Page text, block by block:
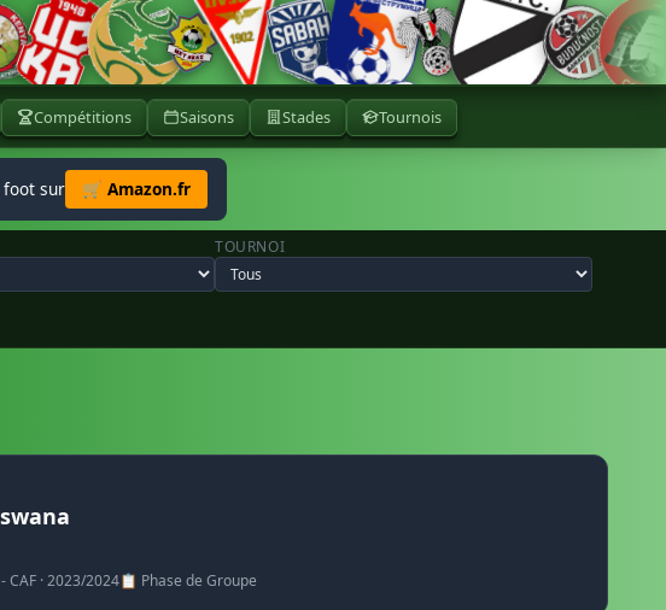
Compétitions Saisons Stades Tournois
sur 🛒 Amazon.fr
TOURNOI
· 2023/2024📋 Phase de Groupe